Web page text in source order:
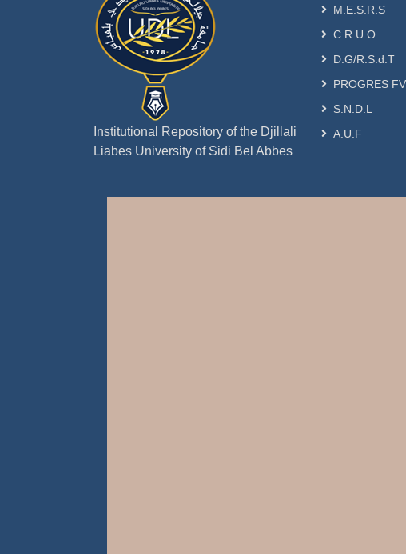
Institutional Repository of the Djillali
Liabes University of Sidi Bel Abbes
M.E.S.R.S
C.R.U.O
D.G/R.S.d.T
PROGRES
S.N.D.L
A.U.F